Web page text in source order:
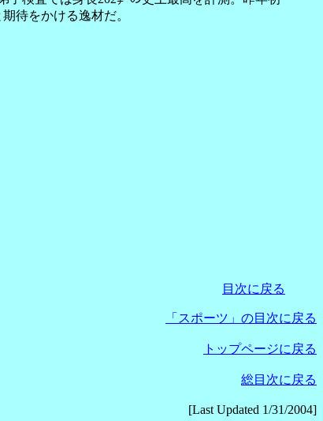
待をかける逸材だ。
目次に戻る
「スポーツ」の目次に戻る
トップページに戻る
総目次に戻る
[Last Updated 1/31/2004]